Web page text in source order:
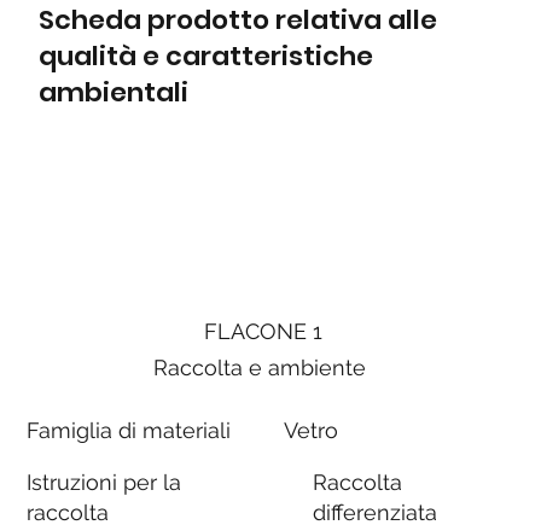
Scheda prodotto relativa alle
qualità e caratteristiche
ambientali
FLACONE 1
Raccolta e ambiente
Famiglia di materiali
Istruzioni per la
raccolta
Vetro
Raccolta
differenziata